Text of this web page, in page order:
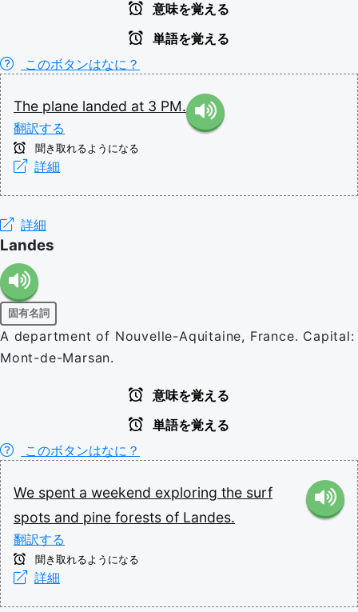
意味を覚える
単語を覚える
このボタンはなに？
The plane landed at 3 PM.
翻訳する
聞き取れるようになる
詳細
詳細
Landes
固有名詞
A department of Nouvelle-Aquitaine, France. Capital:
Mont-de-Marsan.
意味を覚える
単語を覚える
このボタンはなに？
We spent a weekend exploring the surf
spots and pine forests of Landes.
翻訳する
聞き取れるようになる
詳細